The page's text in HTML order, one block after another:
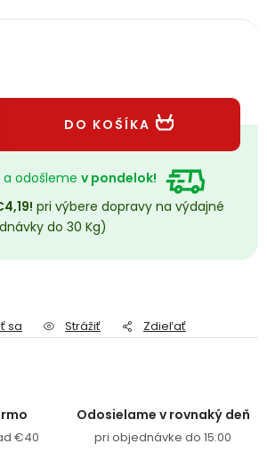
Reklamačný poriadok
osobných údajov
Registrace +
DO KOŠÍKA
a odošleme v pondelok!
pri výbere dopravy na výdajné
do 30 Kg)
sa Strážiť Zdieľať
€40
Odosielame v rovnaký deň
pri objednávke do 15:00